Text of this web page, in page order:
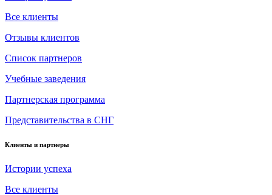
Все клиенты
Отзывы клиентов
Список партнеров
Учебные заведения
Партнерская программа
Представительства в СНГ
Клиенты и партнеры
Истории успеха
Все клиенты